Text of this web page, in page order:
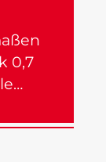
0,7